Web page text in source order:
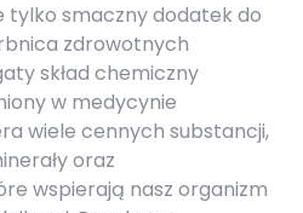
tylko smaczny dodatek do
zdrowotnych
skład chemiczny
w medycynie
wiele cennych substancji,
oraz
wspierają nasz organizm